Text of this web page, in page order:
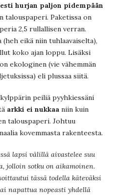
hurjan paljon pidempään
talouspaperi. Paketissa on
2,5 rullallisen verran.
eikä niin tuhlaavaiselta),
koko ajan loppu. Lisäksi
ekologinen (vie vähemmän
eli plussaa siitä.
peiliä pyyhkiessäni
arkki ei nukkaa niin kuin
talouspaperi. Johtuu
kovemmasta rakenteesta.
lapsi välillä aivastelee suu
jolloin sotku on aikamoinen.
tässä todella käteväksi
napattua nopeasti yhdellä